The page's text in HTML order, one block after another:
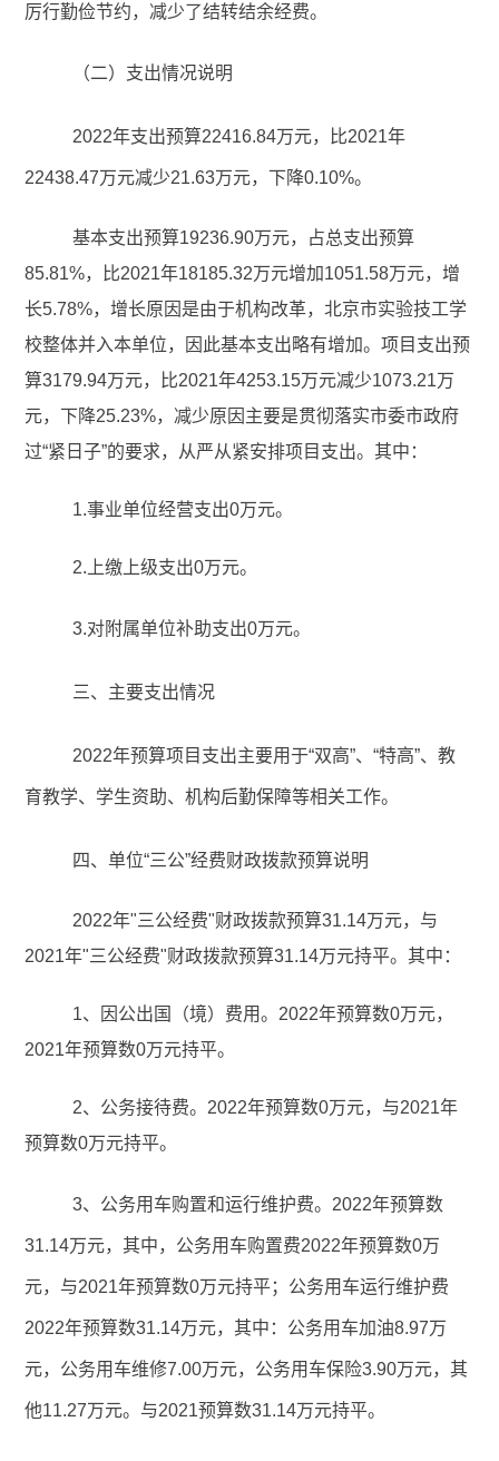
厉行勤俭节约，减少了结转结余经费。
（二）支出情况说明
2022年支出预算22416.84万元，比2021年
22438.47万元减少21.63万元，下降0.10%。
基本支出预算19236.90万元，占总支出预算
85.81%，比2021年18185.32万元增加1051.58万元，增
长5.78%，增长原因是由于机构改革，北京市实验技工学
校整体并入本单位，因此基本支出略有增加。项目支出预
算3179.94万元，比2021年4253.15万元减少1073.21万
元，下降25.23%，减少原因主要是贯彻落实市委市政府
过“紧日子”的要求，从严从紧安排项目支出。其中：
1.事业单位经营支出0万元。
2.上缴上级支出0万元。
3.对附属单位补助支出0万元。
三、主要支出情况
2022年预算项目支出主要用于“双高”、“特高”、教
育教学、学生资助、机构后勤保障等相关工作。
四、单位“三公”经费财政拨款预算说明
2022年"三公经费"财政拨款预算31.14万元，与
2021年"三公经费"财政拨款预算31.14万元持平。其中：
1、因公出国（境）费用。2022年预算数0万元，
2021年预算数0万元持平。
2、公务接待费。2022年预算数0万元，与2021年
预算数0万元持平。
3、公务用车购置和运行维护费。2022年预算数
31.14万元，其中，公务用车购置费2022年预算数0万
元，与2021年预算数0万元持平；公务用车运行维护费
2022年预算数31.14万元，其中：公务用车加油8.97万
元，公务用车维修7.00万元，公务用车保险3.90万元，其
他11.27万元。与2021预算数31.14万元持平。